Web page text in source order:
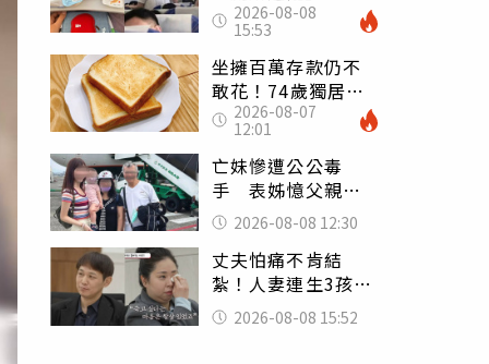
客崩潰：差點丟大
臉 醫揭3類人別亂
喝
2026-08-08
15:53
坐擁百萬存款仍不
敢花！74歲獨居翁
「1餐只吃1片吐
司」 半年後暴瘦
嚇壞女兒
2026-08-07
12:01
亡妹慘遭公公毒
手 表姊憶父親節
前夕：小舅舅仍到
殯儀館陪她說話
2026-08-08 12:30
丈夫怕痛不肯結
紮！人妻連生3孩
控遭家暴淚喊：真
的好累
2026-08-08 15:52